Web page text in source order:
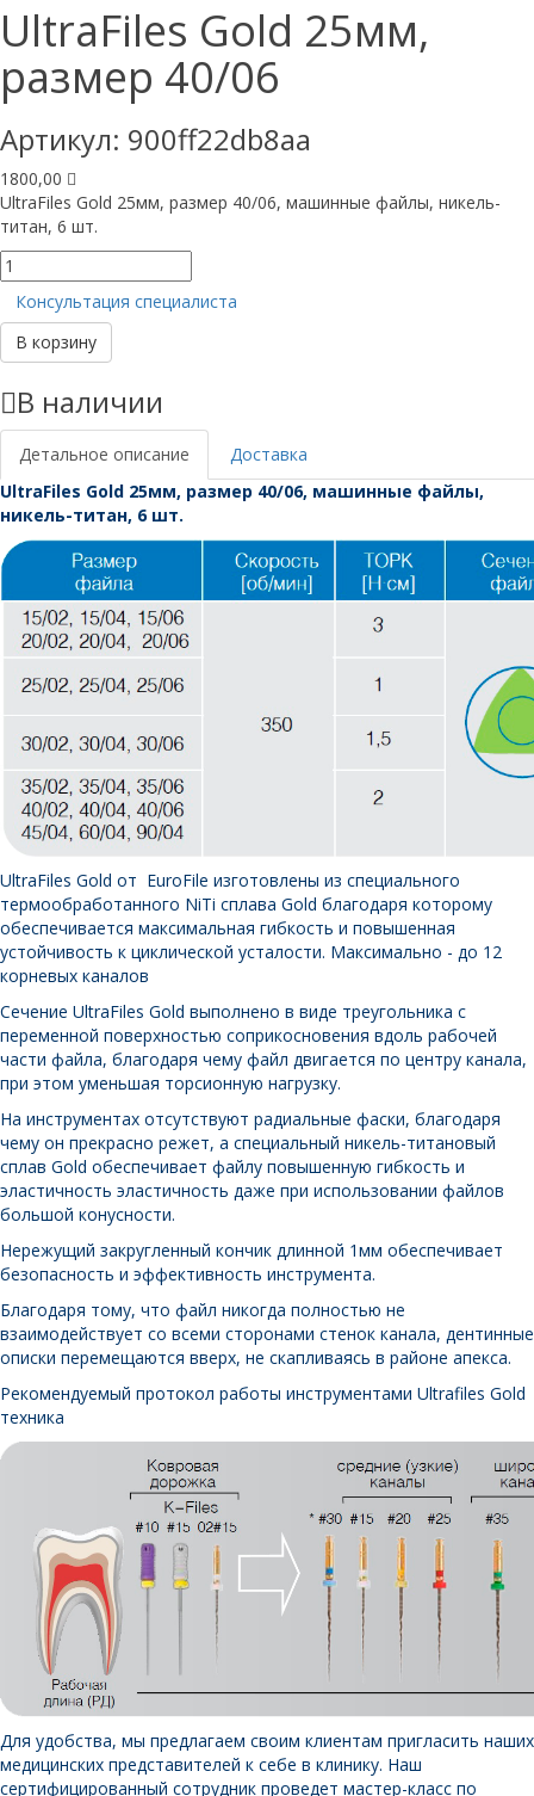
UltraFiles Gold 25мм,
размер 40/06
Артикул: 900ff22db8aa
1800,00
UltraFiles Gold 25мм, размер 40/06, машинные файлы, никель-
титан, 6 шт.
Количество
товара
UltraFiles
Gold
25мм,
40/06
Консультация специалиста
В корзину
В наличии
Детальное описание
Доставка
UltraFiles Gold 25мм, размер 40/06, машинные файлы,
никель-титан, 6 шт.
UltraFiles Gold от EuroFile изготовлены из специального
термообработанного NiTi сплава Gold благодаря которому
обеспечивается максимальная гибкость и повышенная
устойчивость к циклической усталости. Максимально - до 12
корневых каналов
Сечение UltraFiles Gold выполнено в виде треугольника с
переменной поверхностью соприкосновения вдоль рабочей
части файла, благодаря чему файл двигается по центру канала,
при этом уменьшая торсионную нагрузку.
На инструментах отсутствуют радиальные фаски, благодаря
чему он прекрасно режет, а специальный никель-титановый
сплав Gold обеспечивает файлу повышенную гибкость и
эластичность эластичность даже при использовании файлов
большой конусности.
Нережущий закругленный кончик длинной 1мм обеспечивает
безопасность и эффективность инструмента.
Благодаря тому, что файл никогда полностью не
взаимодействует со всеми сторонами стенок канала, дентинные
описки перемещаются вверх, не скапливаясь в районе апекса.
Рекомендуемый протокол работы инструментами Ultrafiles Gold
техника
Для удобства, мы предлагаем своим клиентам пригласить наших
медицинских представителей к себе в клинику. Наш
сертифицированный сотрудник проведет мастер-класс по